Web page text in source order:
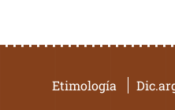
Etimología